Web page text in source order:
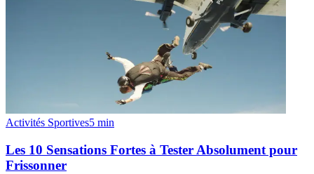
Activités Sportives5 min
Les 10 Sensations Fortes à Tester Absolument pour
Frissonner